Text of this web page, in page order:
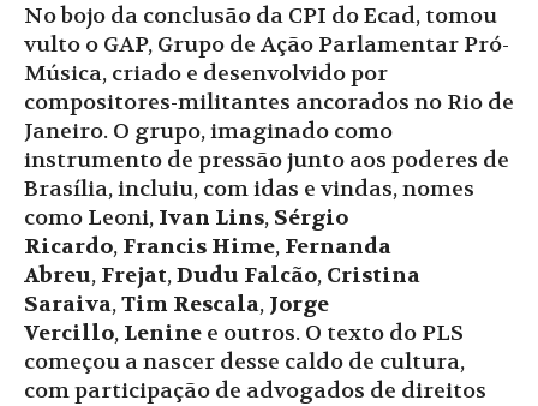
No bojo da conclusão da CPI do Ecad, tomou
vulto o GAP, Grupo de Ação Parlamentar Pró-
Música, criado e desenvolvido por
compositores-militantes ancorados no Rio de
Janeiro. O grupo, imaginado como
instrumento de pressão junto aos poderes de
Brasília, incluiu, com idas e vindas, nomes
como Leoni, Ivan Lins, Sérgio
Ricardo, Francis Hime, Fernanda
Abreu, Frejat,Dudu Falcão, Cristina
Saraiva,Tim Rescala, Jorge
Vercillo, Lenine e outros. O texto do PLS
começou a nascer desse caldo de cultura,
com participação de advogados de direitos